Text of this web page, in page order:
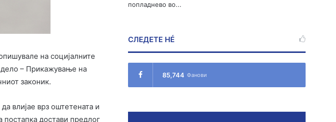
на социјалните
дело – Прикажување на
законик.
влијае врз оштетената и
постапка достави предлог
попладнево во...
СЛЕДЕТЕ НÉ
85,744 Фанови